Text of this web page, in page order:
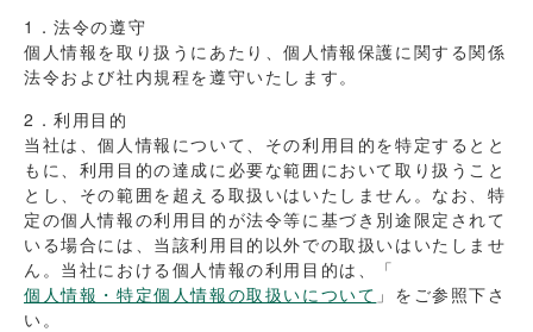
1．法令の遵守
個人情報を取り扱うにあたり、個人情報保護に関する関係
法令および社内規程を遵守いたします。
2．利用目的
当社は、個人情報について、その利用目的を特定するとと
もに、利用目的の達成に必要な範囲において取り扱うこと
とし、その範囲を超える取扱いはいたしません。なお、特
定の個人情報の利用目的が法令等に基づき別途限定されて
いる場合には、当該利用目的以外での取扱いはいたしませ
ん。当社における個人情報の利用目的は、「
個人情報・特定個人情報の取扱いについて 」をご参照下さ
い。